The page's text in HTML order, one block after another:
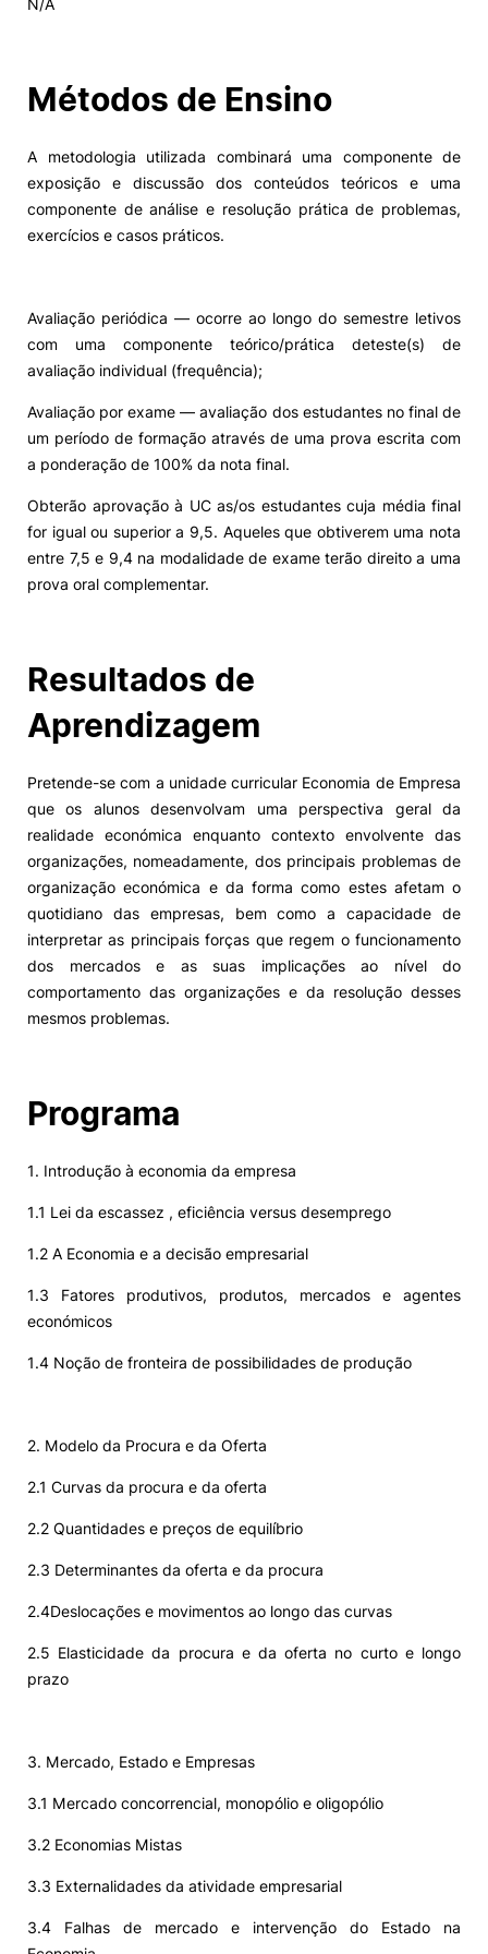
Projetos PRR
Magazine
Eventos
Europeia Política de Privacidade e Cookies
Sugestões,
©2026 Instituto Politécnico de
N/A
Métodos de Ensino
A metodologia utilizada combinará uma componente de
exposição e discussão dos conteúdos teóricos e uma
componente de análise e resolução prática de problemas,
exercícios e casos práticos.
Avaliação periódica — ocorre ao longo do semestre letivos
com uma componente teórico/prática deteste(s) de
avaliação individual (frequência);
Avaliação por exame — avaliação dos estudantes no final de
um período de formação através de uma prova escrita com
a ponderação de 100% da nota final.
Obterão aprovação à UC as/os estudantes cuja média final
for igual ou superior a 9,5. Aqueles que obtiverem uma nota
entre 7,5 e 9,4 na modalidade de exame terão direito a uma
prova oral complementar.
Resultados de
Aprendizagem
Pretende-se com a unidade curricular Economia de Empresa
que os alunos desenvolvam uma perspectiva geral da
realidade económica enquanto contexto envolvente das
organizações, nomeadamente, dos principais problemas de
organização económica e da forma como estes afetam o
quotidiano das empresas, bem como a capacidade de
interpretar as principais forças que regem o funcionamento
dos mercados e as suas implicações ao nível do
comportamento das organizações e da resolução desses
mesmos problemas.
Programa
1. Introdução à economia da empresa
1.1 Lei da escassez , eficiência versus desemprego
1.2 A Economia e a decisão empresarial
1.3 Fatores produtivos, produtos, mercados e agentes
económicos
1.4 Noção de fronteira de possibilidades de produção
2. Modelo da Procura e da Oferta
2.1 Curvas da procura e da oferta
2.2 Quantidades e preços de equilíbrio
2.3 Determinantes da oferta e da procura
2.4Deslocações e movimentos ao longo das curvas
2.5 Elasticidade da procura e da oferta no curto e longo
prazo
3. Mercado, Estado e Empresas
3.1 Mercado concorrencial, monopólio e oligopólio
3.2 Economias Mistas
3.3 Externalidades da atividade empresarial
3.4 Falhas de mercado e intervenção do Estado na